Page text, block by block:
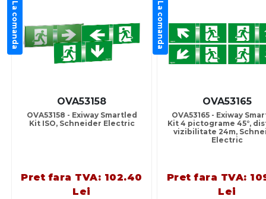
La comanda
OVA53158
OVA53158 - Exiway Smartled
Kit ISO, Schneider Electric
Pret fara TVA: 102.40
Lei
La comanda
OVA53165
OVA53165 - Exiway
Kit 4 pictograme 45°,
vizibilitate 24m,
Electric
Pret fara TVA:
Lei